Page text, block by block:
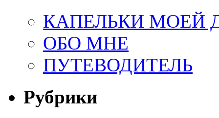
КАПЕЛЬКИ МОЕЙ
ОБО МНЕ
ПУТЕВОДИТЕЛЬ
Рубрики